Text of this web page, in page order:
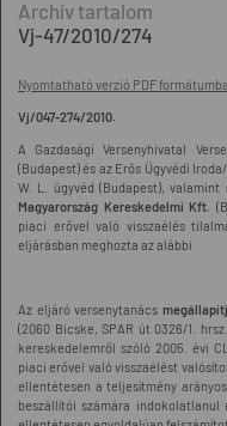
Vj-47/2010/274
Nyomtatható verzió PDF
Vj/047-274/2010.
A Gazdasági Versenyhivatal
(Budapest) és az Erős Ügyvédi
W. L. ügyvéd (Budapest),
Magyarország Kereskedelmi Kft.
piaci erővel való visszaélés
eljárásban meghozta az alábbi
Az eljáró versenytanács
(2060 Bicske, SPAR út 0326/1.
kereskedelemről szóló 2005. évi
piaci erővel való visszaélést
ellentétesen a teljesítmény
beszállítói számára